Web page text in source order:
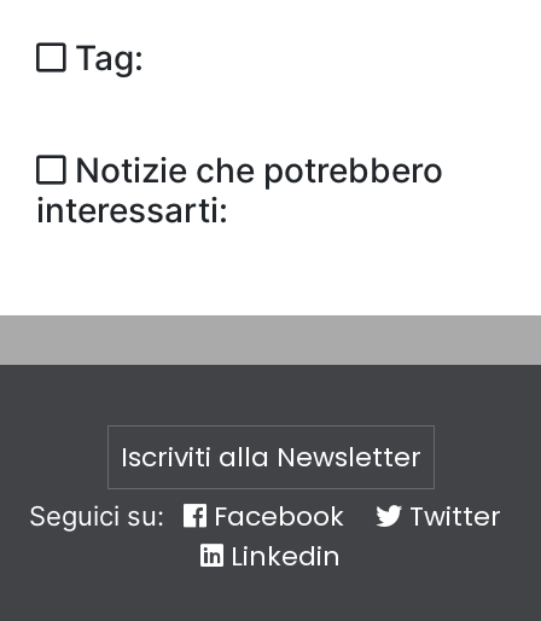
Tag:
Notizie che potrebbero
interessarti:
Iscriviti alla Newsletter
Seguici su: Facebook
Twitter
Linkedin